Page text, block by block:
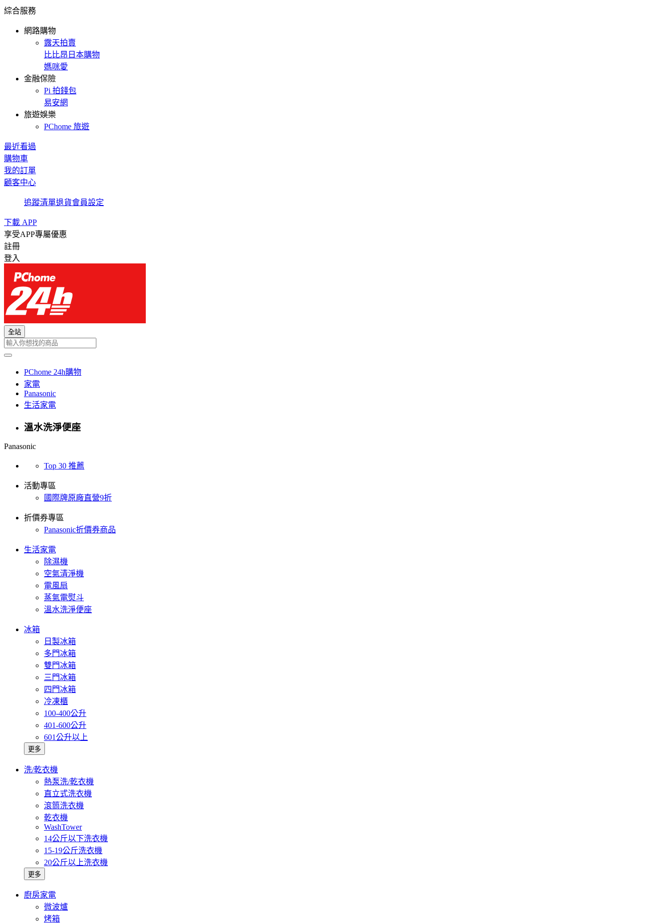
綜合服務
網路購物
露天拍賣
比比昂日本購物
媽咪愛
金融保險
Pi 拍錢包
易安網
旅遊娛樂
PChome 旅遊
最近看過
購物車
我的訂單
顧客中心
追蹤清單退貨會員設定
下載 APP
享受APP專屬優惠
註冊
登入
全站
PChome 24h購物
家電
Panasonic
生活家電
溫水洗淨便座
Panasonic
Top 30 推薦
活動專區
國際牌原廠直營9折
折價券專區
Panasonic折價券商品
生活家電
除濕機
空氣清淨機
電風扇
蒸氣電熨斗
溫水洗淨便座
冰箱
日製冰箱
多門冰箱
雙門冰箱
三門冰箱
四門冰箱
冷凍櫃
100-400公升
401-600公升
601公升以上
更多
洗/乾衣機
熱泵洗/乾衣機
直立式洗衣機
滾筒洗衣機
乾衣機
WashTower
14公斤以下洗衣機
15-19公斤洗衣機
20公斤以上洗衣機
更多
廚房家電
微波爐
烤箱